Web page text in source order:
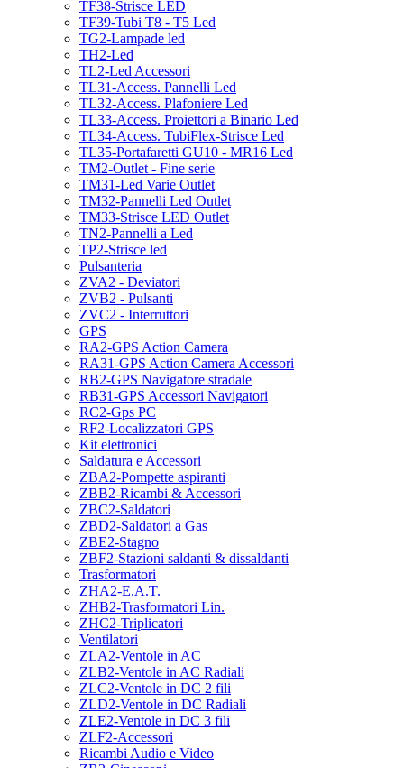
TF38-Strisce LED
TF39-Tubi T8 - T5 Led
TG2-Lampade led
TH2-Led
TL2-Led Accessori
TL31-Access. Pannelli Led
TL32-Access. Plafoniere Led
TL33-Access. Proiettori a Binario Led
TL34-Access. TubiFlex-Strisce Led
TL35-Portafaretti GU10 - MR16 Led
TM2-Outlet - Fine serie
TM31-Led Varie Outlet
TM32-Pannelli Led Outlet
TM33-Strisce LED Outlet
TN2-Pannelli a Led
TP2-Strisce led
Pulsanteria
ZVA2 - Deviatori
ZVB2 - Pulsanti
ZVC2 - Interruttori
GPS
RA2-GPS Action Camera
RA31-GPS Action Camera Accessori
RB2-GPS Navigatore stradale
RB31-GPS Accessori Navigatori
RC2-Gps PC
RF2-Localizzatori GPS
Kit elettronici
Saldatura e Accessori
ZBA2-Pompette aspiranti
ZBB2-Ricambi & Accessori
ZBC2-Saldatori
ZBD2-Saldatori a Gas
ZBE2-Stagno
ZBF2-Stazioni saldanti & dissaldanti
Trasformatori
ZHA2-E.A.T.
ZHB2-Trasformatori Lin.
ZHC2-Triplicatori
Ventilatori
ZLA2-Ventole in AC
ZLB2-Ventole in AC Radiali
ZLC2-Ventole in DC 2 fili
ZLD2-Ventole in DC Radiali
ZLE2-Ventole in DC 3 fili
ZLF2-Accessori
Ricambi Audio e Video